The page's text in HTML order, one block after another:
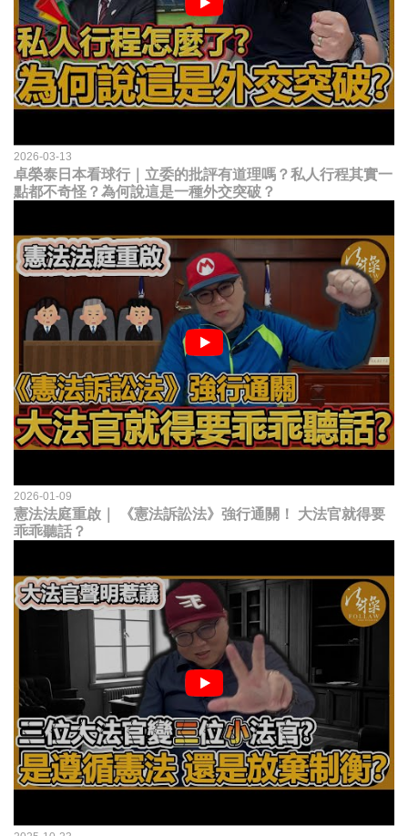
2026-03-13
卓榮泰日本看球行｜立委的批評有道理嗎？私人行程其實一
點都不奇怪？為何說這是一種外交突破？
2026-01-09
憲法法庭重啟｜ 《憲法訴訟法》強行通關！ 大法官就得要
乖乖聽話？